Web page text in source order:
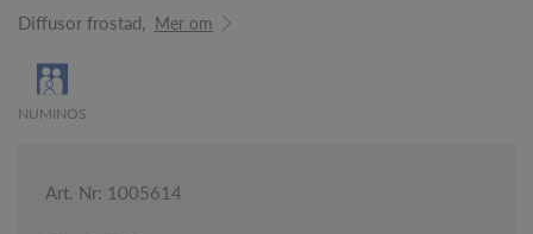
Diffusor frostad, Mer om
NUMINOS
Art. Nr: 1005614